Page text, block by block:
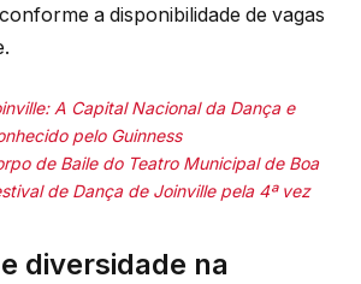
a disponibilidade de vagas
A Capital Nacional da Dança e
pelo Guinness
de Baile do Teatro Municipal de Boa
de Dança de Joinville pela 4ª vez
diversidade na